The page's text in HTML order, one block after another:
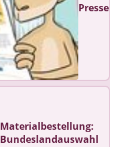
Presse
Materialbestellung:
Bundeslandauswahl